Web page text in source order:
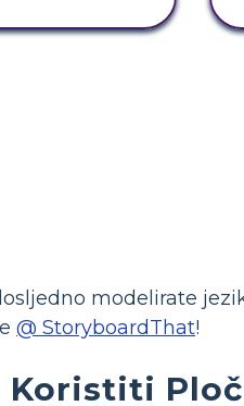
modelirate
@ StoryboardThat!
Koristiti